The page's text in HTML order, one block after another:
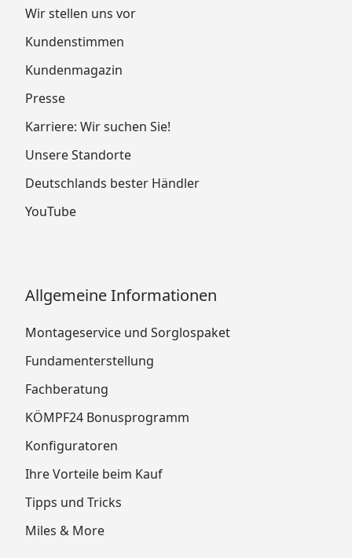
Wir stellen uns vor
Kundenstimmen
Kundenmagazin
Presse
Karriere: Wir suchen Sie!
Unsere Standorte
Deutschlands bester Händler
YouTube
Allgemeine Informationen
Montageservice und Sorglospaket
Fundamenterstellung
Fachberatung
KÖMPF24 Bonusprogramm
Konfiguratoren
Ihre Vorteile beim Kauf
Tipps und Tricks
Miles & More